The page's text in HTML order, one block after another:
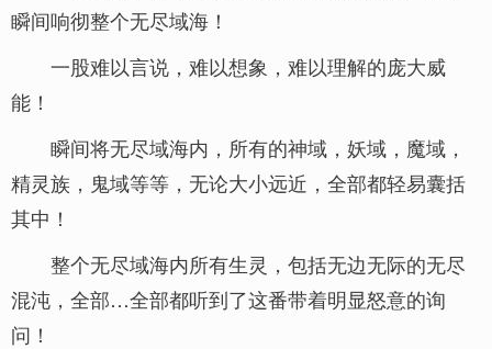
瞬间响彻整个无尽域海！
一股难以言说，难以想象，难以理解的庞大威
能！
瞬间将无尽域海内，所有的神域，妖域，魔域，
精灵族，鬼域等等，无论大小远近，全部都轻易囊括
其中！
整个无尽域海内所有生灵，包括无边无际的无尽
混沌，全部…全部都听到了这番带着明显怒意的询
问！